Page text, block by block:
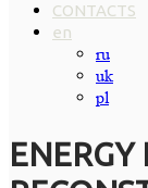
CONTACTS
en
ru
uk
pl
ENERGY